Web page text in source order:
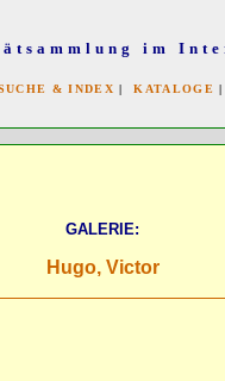
im
& INDEX |KATALOGE
GALERIE:
Hugo, Victor